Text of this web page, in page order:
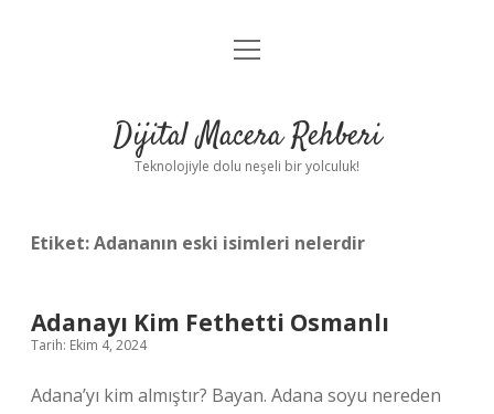
Anasayfa
Yasal Uyarı
menüyü
Dijital Macera Rehberi
Teknolojiyle dolu neşeli bir yolculuk!
Etiket:Adananın eski isimleri nelerdir
Adanayı Kim Fethetti Osmanlı
Tarih: Ekim 4, 2024
Adana’yı kim almıştır? Bayan. Adana soyu nereden